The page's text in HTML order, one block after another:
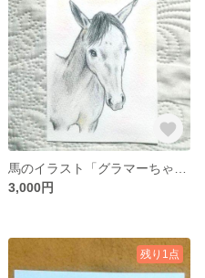
3,000円
残り1点